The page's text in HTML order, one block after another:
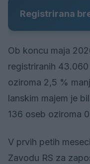
Registrirana
Ob koncu maja
registriranih 43.060
oziroma 2,5 %
lanskim majem je
136 oseb oziroma
V prvih petih
Zavodu RS za